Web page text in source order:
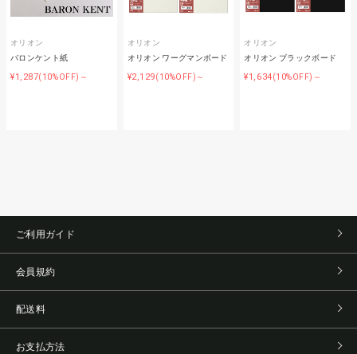
オリオン
バロンケント紙
¥1,287(10%OFF)～
オリオン
オリオン ワーグマンボード
¥2,129(10%OFF)～
オリオン
オリオン ブラックボード
¥1,634(10%OFF)～
ご利用ガイド
会員規約
配送料
お支払方法